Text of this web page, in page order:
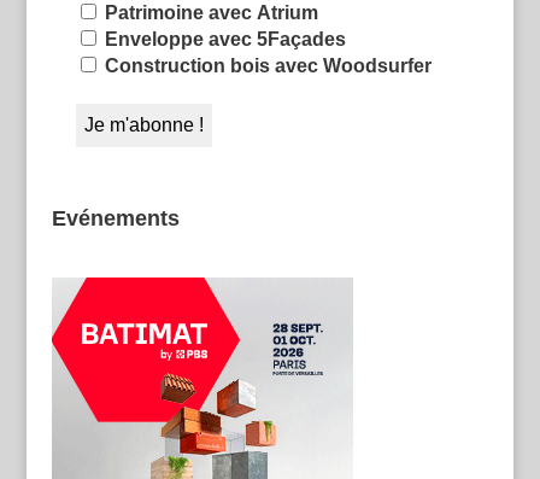
Patrimoine avec Atrium
Enveloppe avec 5Façades
Construction bois avec Woodsurfer
Evénements